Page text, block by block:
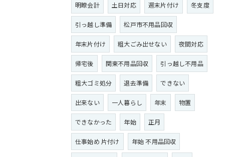
明瞭会計 土日対応 週末片付け 冬支度
引っ越し準備 松戸市不用品回収
年末片付け 粗大ごみ出せない 夜間対応
帰宅後 関東不用品回収 引っ越し不用品
粗大ゴミ処分 退去準備 できない
出来ない 一人暮らし 年末 物置
できなかった 年始 正月
仕事始め 片付け 年始 不用品回収